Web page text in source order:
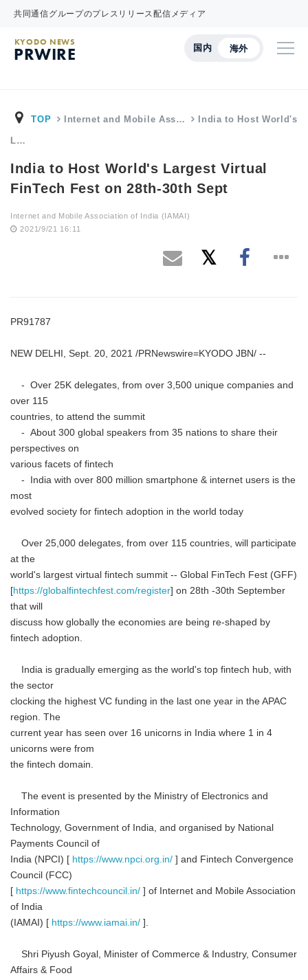
共同通信グループのプレスリリース配信メディア
国内 海外
KYODO NEWS
PRWIRE
TOP Internet and Mobile Ass… India to Host World's
L…
India to Host World's Largest Virtual
FinTech Fest on 28th-30th Sept
Internet and Mobile Association of India (IAMAI)
2021/9/21 16:11
PR91787
NEW DELHI, Sept. 20, 2021 /PRNewswire=KYODO JBN/ --
- Over 25K delegates, from over 3,500 unique companies and
over 115
countries, to attend the summit
- About 300 global speakers from 35 nations to share their
perspectives on
various facets of fintech
- India with over 800 million smartphone & internet users is the
most
evolved society for fintech adoption in the world today
Over 25,000 delegates, from over 115 countries, will participate
at the
world's largest virtual fintech summit -- Global FinTech Fest (GFF)
[https://globalfintechfest.com/register] on 28th -30th September
that will
discuss how globally the economies are being re-shaped by
fintech adoption.
India is gradually emerging as the world's top fintech hub, with
the sector
clocking the highest VC funding in the last one year in the APAC
region. The
current year has seen over 16 unicorns in India where 1 in 4
unicorns were from
the fintech domain.
The event is presented by the Ministry of Electronics and
Information
Technology, Government of India, and organised by National
Payments Council of
India (NPCI) [ https://www.npci.org.in/ ] and Fintech Convergence
Council (FCC)
[ https://www.fintechcouncil.in/ ] of Internet and Mobile Association
of India
(IAMAI) [ https://www.iamai.in/ ].
Shri Piyush Goyal, Minister of Commerce & Industry, Consumer
Affairs & Food